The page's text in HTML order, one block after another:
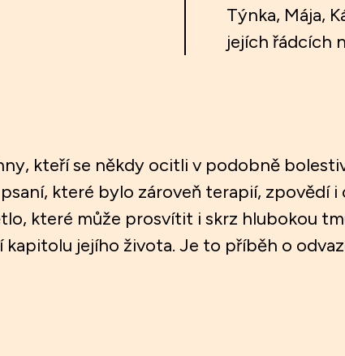
Týnka, Mája,
jejích řádcích
kteří se někdy ocitli v podobně
které bylo zároveň terapií, zpovědí
které může prosvítit i skrz hlubokou
jejího života. Je to příběh o